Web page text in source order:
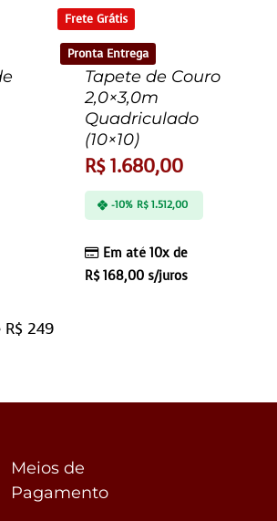
Frete Grátis
Pronta Entrega
Tapete de Couro
2,0×3,0m
Quadriculado
(10×10)
R$1.680,00
Em até 10x de
R$168,00 s/juros
-10% R$1.512,00
249
Meios de
Pagamento